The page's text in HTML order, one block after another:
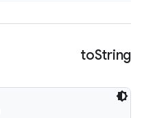
toString